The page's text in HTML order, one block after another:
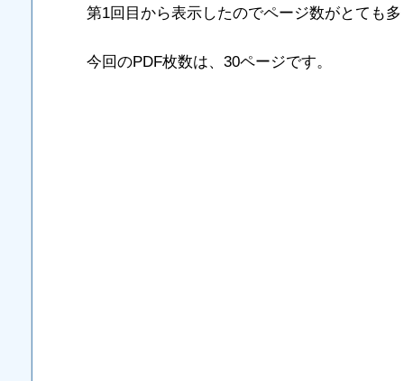
第1回目から表示したのでページ数がとても
今回のPDF枚数は、30ページです。